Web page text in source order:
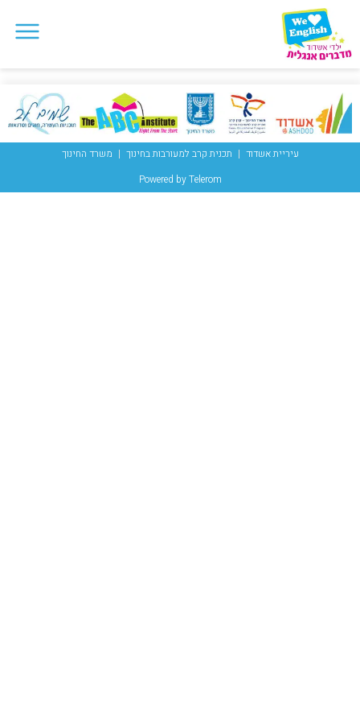
עיריית אשדוד תכנית קרב למעורבות בחינוך
משרד החינוך
Powered by Telerom